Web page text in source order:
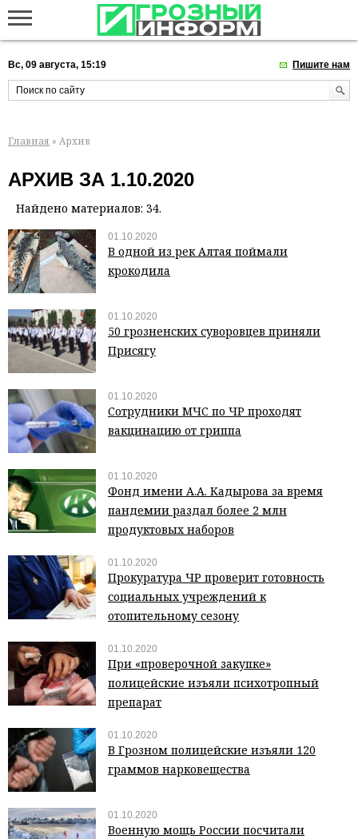
Вс, 09 августа, 15:19 Пишите нам
Главная » Архив
АРХИВ ЗА 1.10.2020
Найдено материалов: 34.
01.10.2020
В одной из рек Алтая поймали
крокодила
01.10.2020
50 грозненских суворовцев приняли
Присягу
01.10.2020
Сотрудники МЧС по ЧР проходят
вакцинацию от гриппа
01.10.2020
Фонд имени А.А. Кадырова за время
пандемии раздал более 2 млн
продуктовых наборов
01.10.2020
Прокуратура ЧР проверит готовность
социальных учреждений к
отопительному сезону
01.10.2020
При «проверочной закупке»
полицейские изъяли психотропный
препарат
01.10.2020
В Грозном полицейские изъяли 120
граммов нарковещества
01.10.2020
Военную мощь России посчитали